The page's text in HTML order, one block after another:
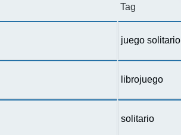
Tag
juego solitario
librojuego
solitario